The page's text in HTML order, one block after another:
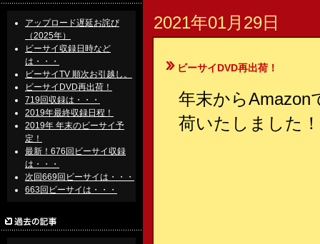
アップロード遅延お詫び
（2025年）
ビーサイ収録日時など
は・・・
ビーサイTV 順次お引越し。
ビーサイDVD再出荷！
719回収録は・・・
2019年最終収録日程！
2019年 年末のビーサイ予
定！
最新！676回ビーサイ収録
は・・・
次回669回ビーサイは・・・
663回ビーサイは・・・
2021年01月29日
ビーサイDVD再出荷！
年末からAmazon
荷いたしました！